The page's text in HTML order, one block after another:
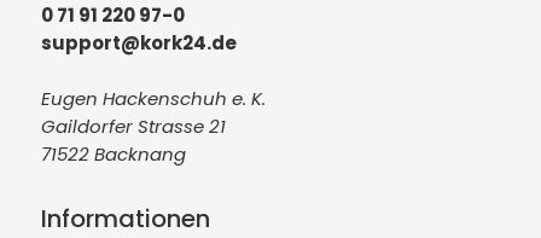
0 71 91 220 97-0
support@kork24.de
Eugen Hackenschuh e. K.
Gaildorfer Strasse 21
71522 Backnang
Informationen